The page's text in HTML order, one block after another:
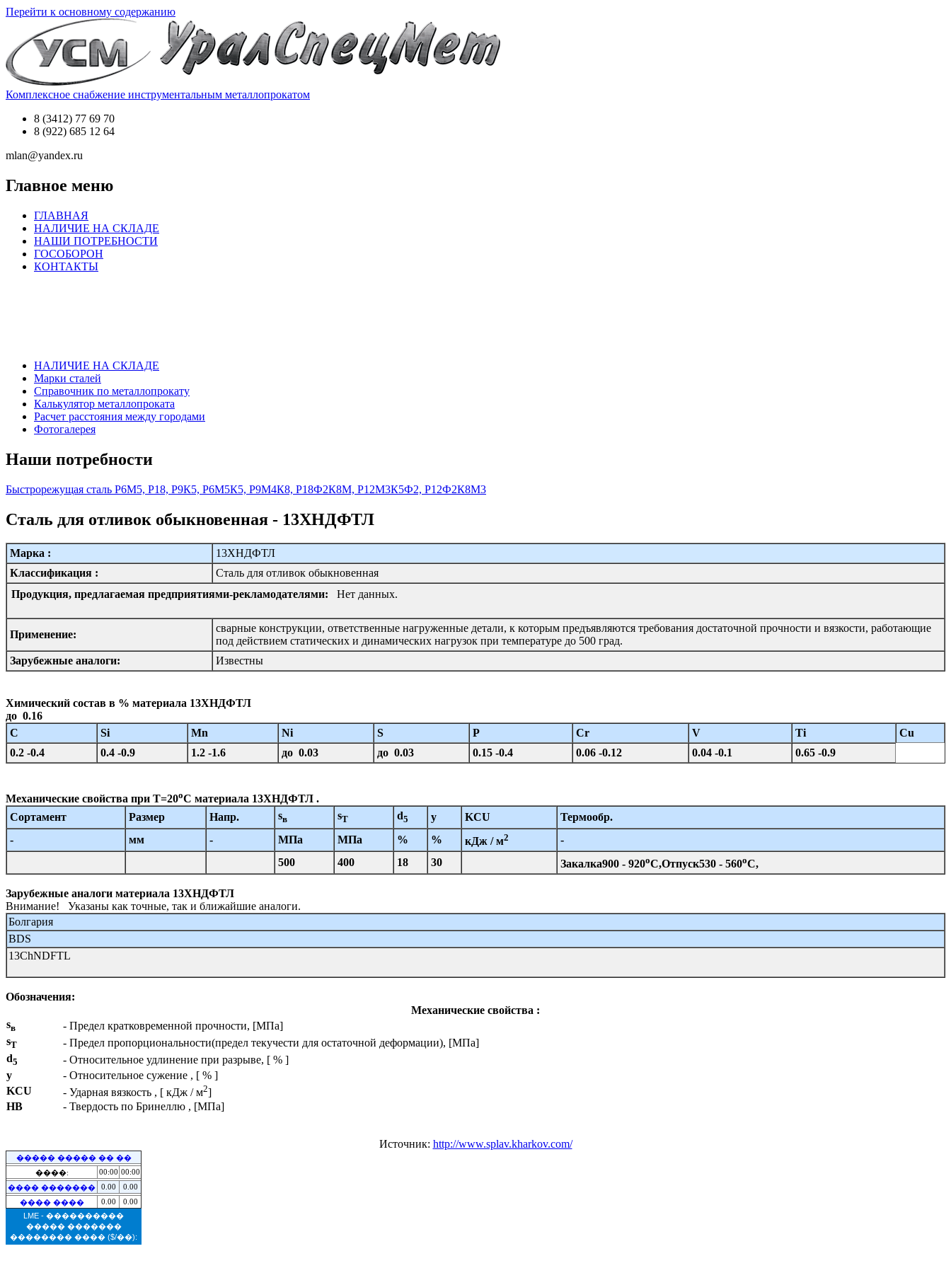
Перейти к основному содержанию
Комплексное снабжение инструментальным металлопрокатом
8 (3412) 77 69 70
8 (922) 685 12 64
mlan@yandex.ru
Главное меню
ГЛАВНАЯ
НАЛИЧИЕ НА СКЛАДЕ
НАШИ ПОТРЕБНОСТИ
ГОСОБОРОН
КОНТАКТЫ
НАЛИЧИЕ НА СКЛАДЕ
Марки сталей
Справочник по металлопрокату
Калькулятор металлопроката
Расчет расстояния между городами
Фотогалерея
Наши потребности
Быстрорежущая сталь Р6М5, Р18, Р9К5, Р6М5К5, Р9М4К8, Р18Ф2К8М, Р12М3К5Ф2, Р12Ф2К8М3
Сталь для отливок обыкновенная - 13ХНДФТЛ
Марка :
13ХНДФТЛ
Классификация :
Сталь для отливок обыкновенная
Продукция, предлагаемая предприятиями-рекламодателями: Нет данных.
Применение:
сварные конструкции, ответственные нагруженные детали, к которым предъявляются требования достаточной прочности и вязкости, работающие
под действием статических и динамических нагрузок при температуре до 500 град.
Зарубежные аналоги:
Известны
Химический состав в % материала 13ХНДФТЛ
до 0.16
C
Si Mn Ni S P Cr V Ti
Cu
0.2 -0.4
0.4 -0.9 1.2 -1.6 до 0.03 до 0.03 0.15 -0.4 0.06 -0.12 0.04 -0.1 0.65 -0.9
Механические свойства при Т=20oС материала 13ХНДФТЛ .
Сортамент
Размер Напр. sв sT d5 y KCU
Термообр.
-
мм - МПа МПа % % кДж / м2
-
500
400 18 30 Закалка900 - 920oC,Отпуск530 - 560oC,
Зарубежные аналоги материала 13ХНДФТЛ
Внимание! Указаны как точные, так и ближайшие аналоги.
Болгария
BDS
13ChNDFTL
Обозначения:
Механические свойства :
sв
- Предел кратковременной прочности, [МПа]
sT
- Предел пропорциональности(предел текучести для остаточной деформации), [МПа]
d5
- Относительное удлинение при разрыве, [ % ]
y
- Относительное сужение , [ % ]
KCU
- Ударная вязкость , [ кДж / м2]
HB
- Твердость по Бринеллю , [МПа]
Источник: http://www.splav.kharkov.com/
����� ����� �� ��
����:
00:00 00:00
���� �������
0.00
0.00
���� ����
0.00
0.00
LME - ����������
����� �������
�������� ���� ($/��):